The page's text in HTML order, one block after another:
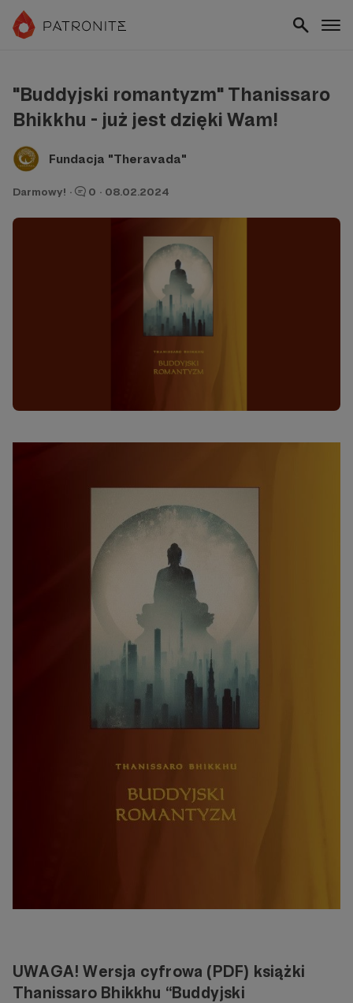
"Buddyjski romantyzm" Thanissaro
Bhikkhu - już jest dzięki Wam!
Fundacja "Theravada"
Darmowy! · 0 · 08.02.2024
UWAGA! Wersja cyfrowa (PDF) książki
Thanissaro Bhikkhu “Buddyjski